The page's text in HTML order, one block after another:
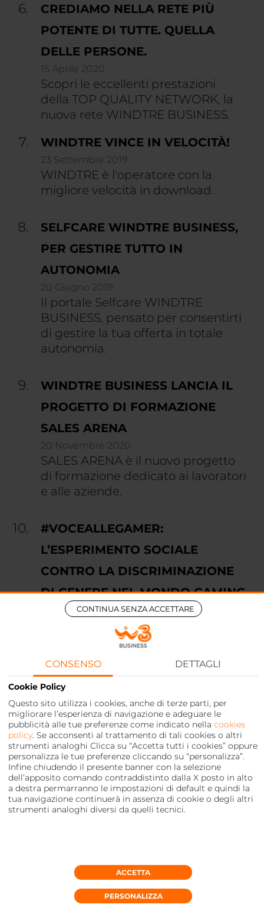
CONTINUA SENZA ACCETTARE
CONSENSO
Cookie Policy
Questo sito utilizza i cookies, anche di terze parti, per
migliorare l’esperienza di navigazione e adeguare le
pubblicità alle tue preferenze come indicato nella cookies
policy . Se acconsenti al trattamento di tali cookies o altri
strumenti analoghi Clicca su “Accetta tutti i cookies” oppure
personalizza le tue preferenze cliccando su “personalizza”.
Infine chiudendo il presente banner con la selezione
dell’apposito comando contraddistinto dalla X posto in alto
a destra permarranno le impostazioni di default e quindi la
tua navigazione continuerà in assenza di cookie o degli altri
strumenti analoghi diversi da quelli tecnici.
DETTAGLI
PERSONALIZZA
ACCETTA
CREDIAMO NELLA RETE PIÙ
POTENTE DI TUTTE. QUELLA
DELLE PERSONE.
15 Aprile 2020
Scopri le eccellenti prestazioni
della TOP QUALITY NETWORK, la
nuova rete WINDTRE BUSINESS.
WINDTRE VINCE IN VELOCITÀ!
23 Settembre 2019
WINDTRE è l'operatore con la
migliore velocità in download.
SELFCARE WINDTRE BUSINESS,
PER GESTIRE TUTTO IN
AUTONOMIA
20 Giugno 2019
Il portale Selfcare WINDTRE
BUSINESS, pensato per consentirti
di gestire la tua offerta in totale
autonomia.
WINDTRE BUSINESS LANCIA IL
PROGETTO DI FORMAZIONE
SALES ARENA
20 Novembre 2020
SALES ARENA è il nuovo progetto
di formazione dedicato ai lavoratori
e alle aziende.
#VOCEALLEGAMER:
L’ESPERIMENTO SOCIALE
CONTRO LA DISCRIMINAZIONE
DI GENERE NEL MONDO GAMING
25 Novembre 2021
#VOCEALLEGAMER: l’esperimento
sociale contro la discriminazione di